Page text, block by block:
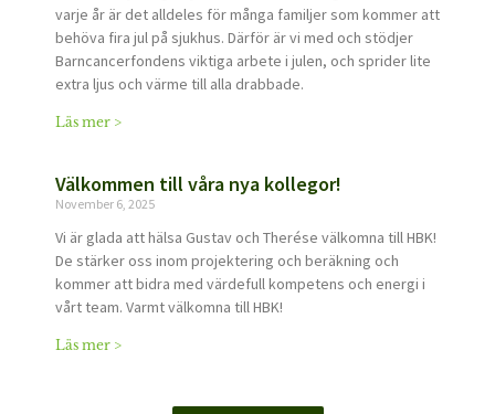
varje år är det alldeles för många familjer som kommer att
behöva fira jul på sjukhus. Därför är vi med och stödjer
Barncancerfondens viktiga arbete i julen, och sprider lite
extra ljus och värme till alla drabbade.
Läs mer >
Välkommen till våra nya kollegor!
November 6, 2025
Vi är glada att hälsa Gustav och Therése välkomna till HBK!
De stärker oss inom projektering och beräkning och
kommer att bidra med värdefull kompetens och energi i
vårt team. Varmt välkomna till HBK!
Läs mer >